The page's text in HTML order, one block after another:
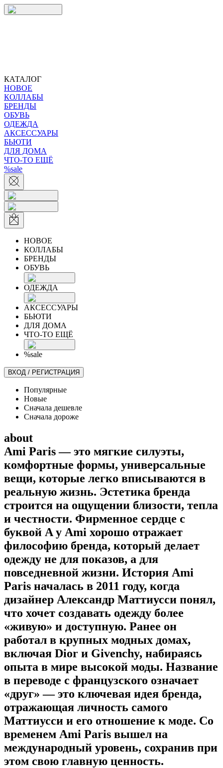
КАТАЛОГ
НОВОЕ
КОЛЛАБЫ
БРЕНДЫ
ОБУВЬ
ОДЕЖДА
АКСЕССУАРЫ
БЬЮТИ
ДЛЯ ДОМА
ЧТО-ТО ЕЩЁ
%sale
НОВОЕ
КОЛЛАБЫ
БРЕНДЫ
ОБУВЬ
ОДЕЖДА
АКСЕССУАРЫ
БЬЮТИ
ДЛЯ ДОМА
ЧТО-ТО ЕЩЁ
%sale
ВХОД / РЕГИСТРАЦИЯ
Популярные
Новые
Сначала дешевле
Сначала дороже
about
Ami Paris — это мягкие силуэты,
комфортные формы, универсальные
вещи, которые легко вписываются в
реальную жизнь. Эстетика бренда
строится на ощущении близости, тепла
и честности. Фирменное сердце с
буквой A у Ami хорошо отражает
философию бренда, который делает
одежду не для показов, а для
повседневной жизни. История Ami
Paris началась в 2011 году, когда
дизайнер Александр Маттиусси понял,
что хочет создавать одежду более
«живую» и доступную. Ранее он
работал в крупных модных домах,
включая Dior и Givenchy, набираясь
опыта в мире высокой моды. Название
в переводе с французского означает
«друг» — это ключевая идея бренда,
отражающая личность самого
Маттиусси и его отношение к моде. Со
временем Ami Paris вышел на
международный уровень, сохранив при
этом свою главную ценность.